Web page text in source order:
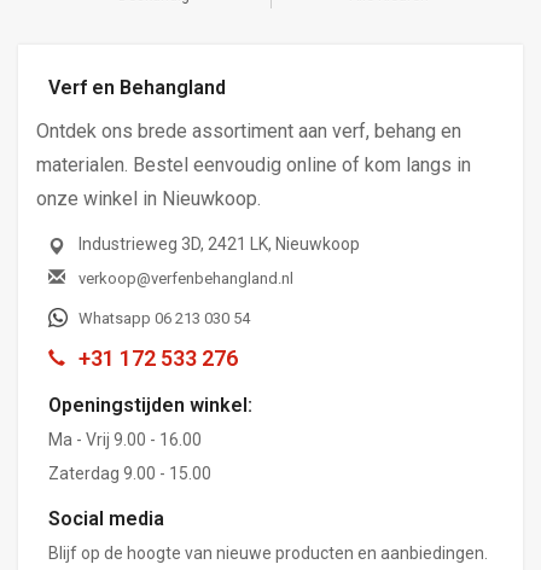
Verf en Behangland
Ontdek ons brede assortiment aan verf, behang en
materialen. Bestel eenvoudig online of kom langs in
onze winkel in Nieuwkoop.
Industrieweg 3D, 2421 LK, Nieuwkoop
verkoop@verfenbehangland.nl
Whatsapp 06 213 030 54
+31 172 533 276
Openingstijden winkel:
Ma - Vrij 9.00 - 16.00
Zaterdag 9.00 - 15.00
Social media
Blijf op de hoogte van nieuwe producten en aanbiedingen.